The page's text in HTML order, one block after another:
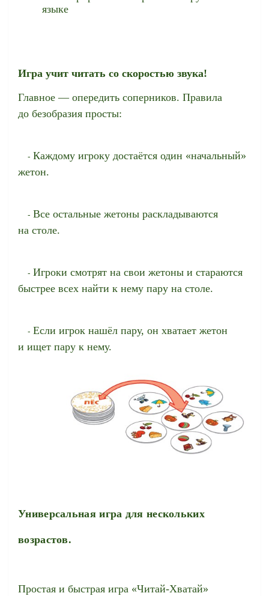
языке
Игра учит читать со скоростью звука!
Главное — опередить соперников. Правила
до безобразия просты:
- Каждому игроку достаётся один «начальный»
жетон.
- Все остальные жетоны раскладываются
на столе.
- Игроки смотрят на свои жетоны и стараются
быстрее всех найти к нему пару на столе.
- Если игрок нашёл пару, он хватает жетон
и ищет пару к нему.
Универсальная игра для нескольких
возрастов.
Простая и быстрая игра «Читай-Хватай»